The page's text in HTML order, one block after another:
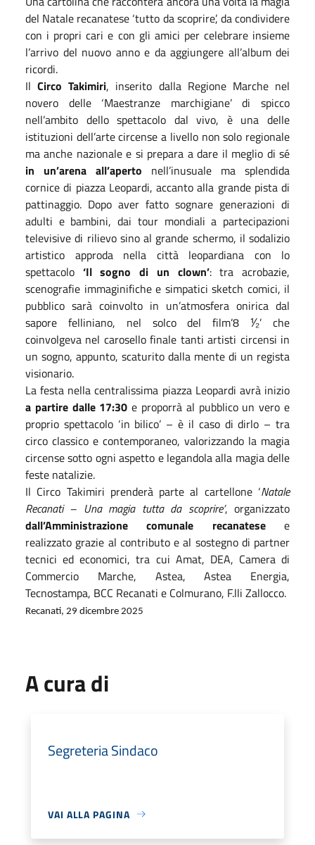
del Natale recanatese ‘tutto da scoprire’, da condividere
con i propri cari e con gli amici per celebrare insieme
l’arrivo del nuovo anno e da aggiungere all’album dei
ricordi.
IlCirco Takimiri, inserito dalla Regione Marche nel
novero delle ‘Maestranze marchigiane’ di spicco
nell’ambito dello spettacolo dal vivo, è una delle
istituzioni dell’arte circense a livello non solo regionale
ma anche nazionale e si prepara a dare il meglio di sé
in un’arena all’aperto nell’inusuale ma splendida
cornice di piazza Leopardi, accanto alla grande pista di
pattinaggio. Dopo aver fatto sognare generazioni di
adulti e bambini, dai tour mondiali a partecipazioni
televisive di rilievo sino al grande schermo, il sodalizio
artistico approda nella città leopardiana con lo
spettacolo ‘Il sogno di un clown’: tra acrobazie,
scenografie immaginifiche e simpatici sketch comici, il
pubblico sarà coinvolto in un’atmosfera onirica dal
sapore felliniano, nel solco del film’8⅟₂’ che
coinvolgeva nel carosello finale tanti artisti circensi in
un sogno, appunto, scaturito dalla mente di un regista
visionario.
La festa nella centralissima piazza Leopardi avrà inizio
a partire dalle 17:30 e proporrà al pubblico un vero e
proprio spettacolo ‘in bilico’ – è il caso di dirlo – tra
circo classico e contemporaneo, valorizzando la magia
circense sotto ogni aspetto e legandola alla magia delle
feste natalizie.
Il Circo Takimiri prenderà parte al cartellone ‘Natale
Recanati – Una magia tutta da scoprire’, organizzato
dall’Amministrazione comunale recanatesee
realizzato grazie al contributo e al sostegno di partner
tecnici ed economici, tra cui Amat, DEA, Camera di
Commercio Marche, Astea, Astea Energia,
Tecnostampa, BCC Recanati e Colmurano, F.lli Zallocco.
Recanati, 29 dicembre 2025
A cura di
Segreteria Sindaco
VAI ALLA PAGINA